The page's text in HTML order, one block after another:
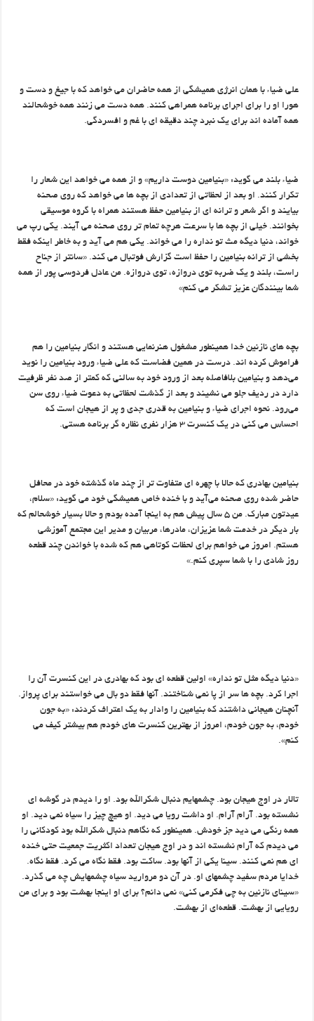
علی ضیاء با همان انرژی همیشگی از همه حاضران می خواهد که با جیغ و دست و
هورا او را برای اجرای برنامه همراهی کنند. همه دست می زنند همه خوشحالند
همه آماده اند برای یک نبرد چند دقیقه ای با غم و افسردگی.
ضیاء بلند می گوید: «بنیامین دوست داریم» و از همه می خواهد این شعار را
تکرار کنند. او بعد از لحظاتی از تعدادی از بچه ها می خواهد که روی صحنه
بیایند و اگر شعر و ترانه ای از بنیامین حفظ هستند همراه با گروه موسیقی
بخوانند. خیلی از بچه ها با سرعت هرچه تمام تر روی صحنه می آیند. یکی رپ می
خواند، دنیا دیگه مث تو نداره را می خواند. یکی هم می آید و به خاطر اینکه فقط
بخشی از ترانه بنیامین را حفظ است گزارش فوتبال می کند. «سانتر از جناح
راست، بلند و یک ضربه توی دروازه، توی دروازه. من عادل فردوسی پور از همه
شما بینندگان عزیز تشکر می کنم»
بچه های نازنین خدا همینطور مشغول هنرنمایی هستند و انگار بنیامین را هم
فراموش کرده اند. درست در همین فضاست که علی ضیاء ورود بنیامین را نوید
می‌دهد و بنیامین بلافاصله بعد از ورود خود به سالنی که کمتر از صد نفر ظرفیت
دارد در ردیف جلو می نشیند و بعد از گذشت لحظاتی به دعوت ضیاء روی سن
می‌رود. نحوه اجرای ضیاء و بنیامین به قدری جدی و پر از هیجان است که
احساس می کنی در یک کنسرت ۳ هزار نفری نظاره گر برنامه هستی.
بنیامین بهادری که حالا با چهره ای متفاوت تر از چند ماه گذشته خود در محافل
حاضر شده روی صحنه می‌آید و با خنده خاص همیشگی خود می گوید: «سلام،
عیدتون مبارک. من ۵ سال پیش هم به اینجا آمده بودم و حالا بسیار خوشحالم که
بار دیگر در خدمت شما عزیزان، مادرها، مربیان و مدیر این مجتمع آموزشی
هستم. امروز می خواهم برای لحظات کوتاهی هم که شده با خواندن چند قطعه
روز شادی را با شما سپری کنم.»
«دنیا دیگه مثل تو نداره» اولین قطعه ای بود که بهادری در این کنسرت آن را
اجرا کرد. بچه ها سر از پا نمی شناختند. آنها فقط دو بال می خواستند برای پرواز.
آنچنان هیجانی داشتند که بنیامین را وادار به یک اعتراف کردند: «به جون
خودم، به جون خودم، امروز از بهترین کنسرت های خودم هم بیشتر کیف می
کنم».
تالار در اوج هیجان بود. چشمهایم دنبال شکرالله بود. او را دیدم در گوشه ای
نشسته بود. آرام آرام. او داشت رویا می دید. او هیچ چیز را سیاه نمی دید. او
همه رنگی می دید جز خودش. همینطور که نگاهم دنبال شکرالله بود کودکانی را
می دیدم که آرام نشسته اند و در اوج هیجان تعداد اکثریت جمعیت حتی خنده
ای هم نمی کنند. سینا یکی از آنها بود. ساکت بود. فقط نگاه می کرد. فقط نگاه.
خدایا مردم سفید چشمهای او. در آن دو مروارید سیاه چشمهایش چه می گذرد.
«سینای نازنین به چی فکرمی کنی» نمی دانم؟ برای او اینجا بهشت بود و برای من
رویایی از بهشت. قطعه‌ای از بهشت.